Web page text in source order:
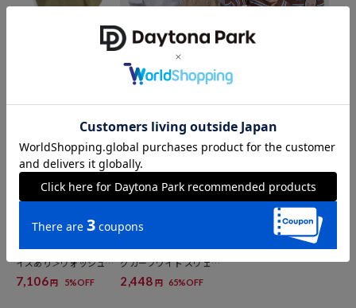
FREAK'S STORE
＜新色追加＞ウォッシャ
ブル 配色 レイヤードシア
ーニット
ォッシャブル ヘンリーネ
＜新色追加＞＜低身長サ
イズあり＞ウォッシュ加
工 イージーデニムパンツ
7,106円 5%OFF
＜新色追加＞ボンディン
グカーブワイド スウェッ
トパンツ
2,448 円 65%OFF